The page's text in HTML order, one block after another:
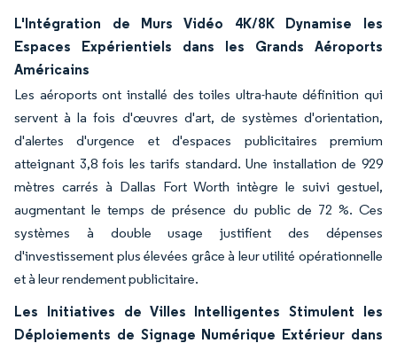
L'Intégration de Murs Vidéo 4K/8K Dynamise les
Espaces Expérientiels dans les Grands Aéroports
Américains
Les aéroports ont installé des toiles ultra-haute définition qui
servent à la fois d'œuvres d'art, de systèmes d'orientation,
d'alertes d'urgence et d'espaces publicitaires premium
atteignant 3,8 fois les tarifs standard. Une installation de 929
mètres carrés à Dallas Fort Worth intègre le suivi gestuel,
augmentant le temps de présence du public de 72 %. Ces
systèmes à double usage justifient des dépenses
d'investissement plus élevées grâce à leur utilité opérationnelle
et à leur rendement publicitaire.
Les Initiatives de Villes Intelligentes Stimulent les
Déploiements de Signage Numérique Extérieur dans